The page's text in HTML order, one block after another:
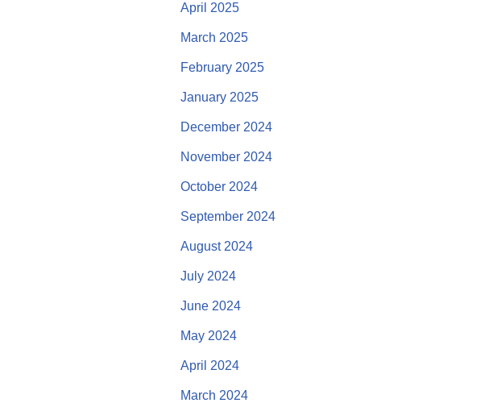
April 2025
March 2025
February 2025
January 2025
December 2024
November 2024
October 2024
September 2024
August 2024
July 2024
June 2024
May 2024
April 2024
March 2024